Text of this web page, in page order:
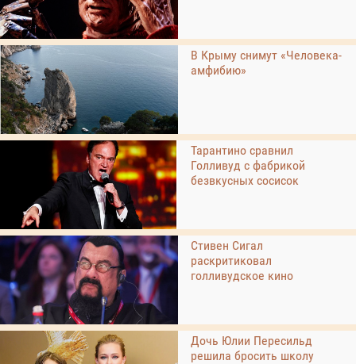
В Крыму снимут «Человека-
амфибию»
Тарантино сравнил
Голливуд с фабрикой
безвкусных сосисок
Стивен Сигал
раскритиковал
голливудское кино
Дочь Юлии Пересильд
решила бросить школу